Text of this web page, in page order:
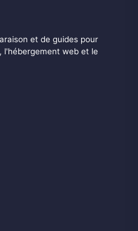
et de guides pour
l'hébergement web et le